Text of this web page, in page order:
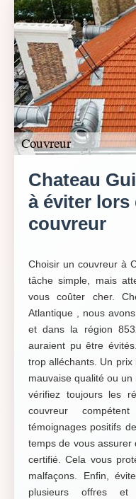
Chateau
à éviter
couvreur
Choisir un couvreur à
tâche simple, mais
vous coûter cher.
Atlantique , nous
et dans la région
auraient pu être
trop alléchants. Un
mauvaise qualité ou un
vérifiez toujours les
couvreur
témoignages positifs
temps de vous
certifié. Cela vous
malfaçons. Enfin,
plusieurs offres et